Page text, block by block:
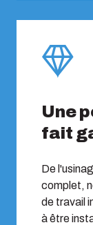
Une
fait
De
complet,
de travail
à être